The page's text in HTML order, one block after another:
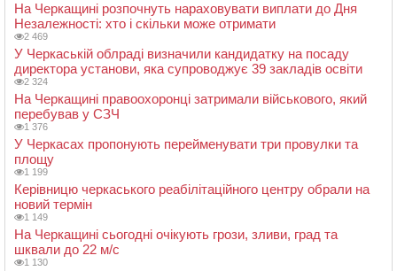
На Черкащині розпочнуть нараховувати виплати до Дня
Незалежності: хто і скільки може отримати
2 469
У Черкаській облраді визначили кандидатку на посаду
директора установи, яка супроводжує 39 закладів освіти
2 324
На Черкащині правоохоронці затримали військового, який
перебував у СЗЧ
1 376
У Черкасах пропонують перейменувати три провулки та
площу
1 199
Керівницю черкаського реабілітаційного центру обрали на
новий термін
1 149
На Черкащині сьогодні очікують грози, зливи, град та
шквали до 22 м/с
1 130